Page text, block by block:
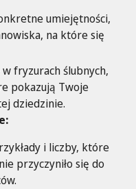
umiejętności,
na które się
w fryzurach ślubnych,
pokazują Twoje
dziedzinie.
i liczby, które
przyczyniło się do